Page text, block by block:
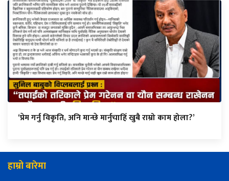
‘प्रेम गर्नु विकृति, अनि मान्छे मार्नुचाहिँ खुबै राम्रो काम होला?’
हाम्रो बारेमा